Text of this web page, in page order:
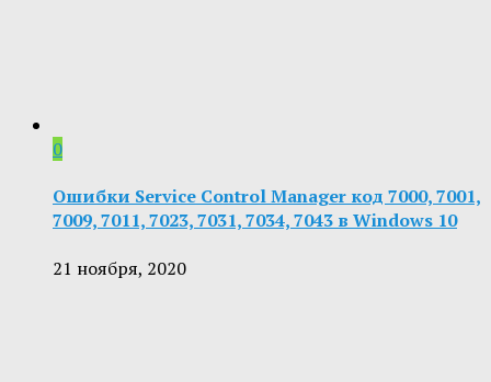
0
Ошибки Service Control Manager код 7000, 7001,
7009, 7011, 7023, 7031, 7034, 7043 в Windows 10
21 ноября, 2020